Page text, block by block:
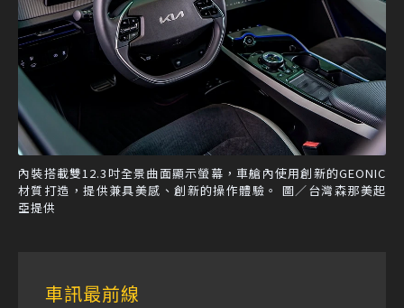
內裝搭載雙12.3吋全景曲面顯示螢幕，車艙內使用創新的GEONIC
材質打造，提供兼具美感、創新的操作體驗。 圖／台灣森那美起
亞提供
車訊最前線